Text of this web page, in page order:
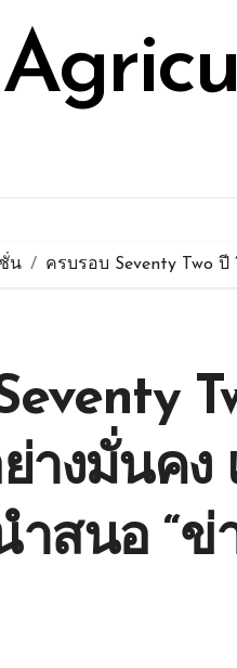
น ครบรอบ Seventy Two
างมั่นคง
สนอ “ข่